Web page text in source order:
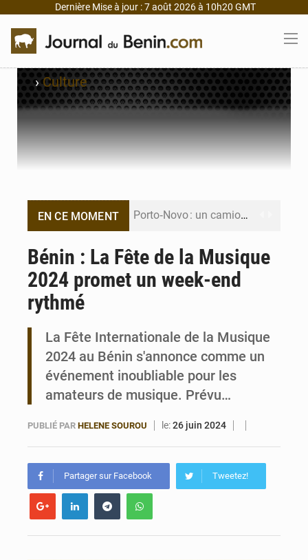
Dernière Mise à jour : 7 août 2026 à 10h20 GMT
›Culture
EN CE MOMENT Porto‑Novo : un camion de produits pétroliers embrase Avakpa
Bénin : Djogbénou inspecte le chantier du siège de l’Assemblée
Bénin : Le CEG La Verdure de Ouèdo fait sa mue pour la rentrée
Bénin : La Fête de la Musique
2024 promet un week-end
rythmé
La Fête Internationale de la Musique
2024 au Bénin s'annonce comme un
événement inoubliable pour les
amateurs de musique. Prévu…
PUBLIÉ PAR HELENE SOUROU le:26 juin 2024
Partager sur Facebook Tweetez!